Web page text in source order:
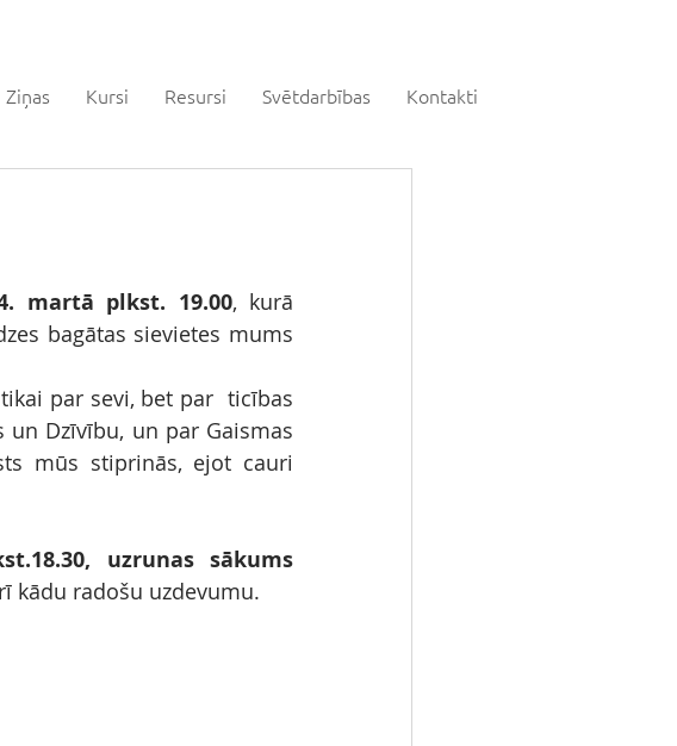
Ziņas Kursi Resursi Svētdarbības Kontakti
martā plkst. 19.00, kurā
bagātas sievietes mums
par sevi, bet par  ticības
Dzīvību, un par Gaismas
mūs stiprinās, ejot cauri
uzrunas sākums
kādu radošu uzdevumu.